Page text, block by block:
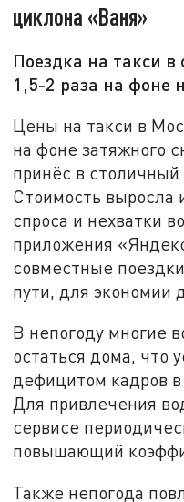
циклона «Ваня»
Поездка на такси в
1,5-2 раза на фоне
Цены на такси в
на фоне затяжного
принёс в
Стоимость выросла
спроса и нехватки
приложения
совместные
пути, для экономии
В непогоду многие
остаться дома, что
дефицитом кадров
Для привлечения
сервисе
повышающий
Также непогода